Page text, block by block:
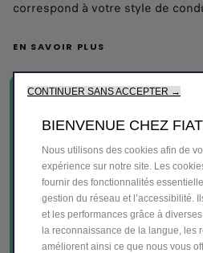
correspond à votre style de
EN SAVOIR PLUS
CONTINUER SANS ACCEPTER →
BIENVENUE CHEZ FIAT
Nous utilisons des cookies afin de
expérience sur notre site. Les
fournir des fonctionnalités
gestion du réseau et l’accessibilité.
et les performances grâce à
la reconnaissance de la langue, les
améliorent ainsi ce que nous vous